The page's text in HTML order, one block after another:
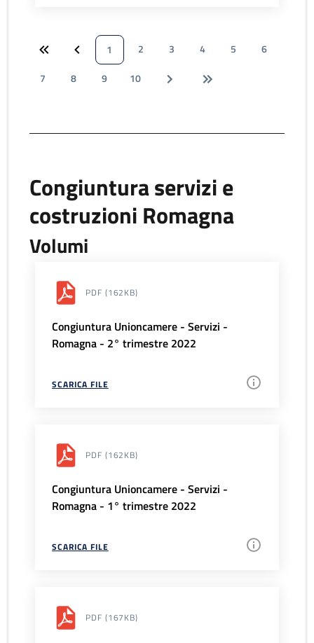
1 2 3 4 5
6
7
8 9 10
Congiuntura servizi e
costruzioni Romagna
Volumi
PDF (162KB)
Congiuntura Unioncamere - Servizi -
Romagna - 2° trimestre 2022
SCARICA FILE
PDF (162KB)
Congiuntura Unioncamere - Servizi -
Romagna - 1° trimestre 2022
SCARICA FILE
PDF (167KB)